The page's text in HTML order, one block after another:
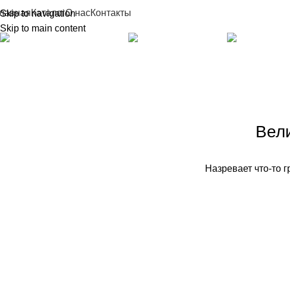
Skip to navigation
Skip to main content
КаталогО насКонтакты
Назревает что-то